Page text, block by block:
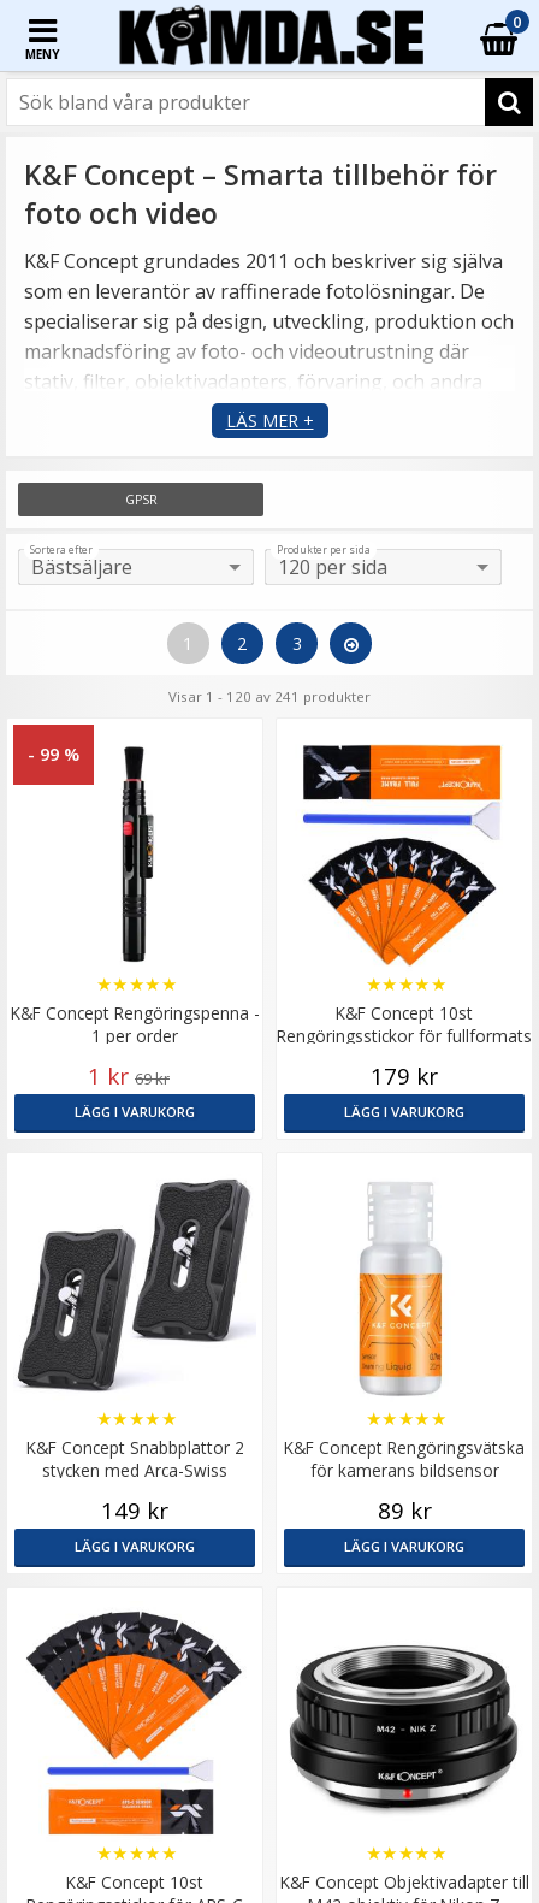
MENY
0
K&F Concept – Smarta tillbehör för
foto och video
K&F Concept grundades 2011 och beskriver sig själva
som en leverantör av raffinerade fotolösningar. De
specialiserar sig på design, utveckling, produktion och
marknadsföring av foto- och videoutrustning där
stativ, filter, objektivadapters, förvaring, och andra
nödvändiga tillbehör för fotografering är
framträdande produkter.
LÄS MER +
GPSR
Sortera efter Produkter per sida
1 2 3
Visar 1 - 120 av 241 produkter
- 99 %
K&F Concept Rengöringspenna -
1 per order
★★★★★
1 kr 69 kr
LÄGG I VARUKORG
K&F Concept 10st
Rengöringsstickor för fullformats
★★★★★
179 kr
LÄGG I VARUKORG
K&F Concept Snabbplattor 2
stycken med Arca-Swiss
★★★★★
149 kr
LÄGG I VARUKORG
K&F Concept Rengöringsvätska
för kamerans bildsensor
★★★★★
89 kr
LÄGG I VARUKORG
K&F Concept 10st
★★★★★
K&F Concept Objektivadapter till
★★★★★